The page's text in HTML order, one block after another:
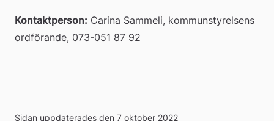
Kontaktperson: Carina Sammeli, kommunstyrelsens
ordförande, 073-051 87 92
Sidan uppdaterades den 7 oktober 2022